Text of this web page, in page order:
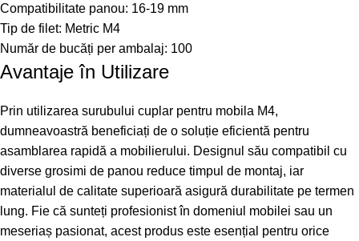
Compatibilitate panou: 16-19 mm
Tip de filet: Metric M4
Număr de bucăți per ambalaj: 100
Avantaje în Utilizare
Prin utilizarea surubului cuplar pentru mobila M4,
dumneavoastră beneficiați de o soluție eficientă pentru
asamblarea rapidă a mobilierului. Designul său compatibil cu
diverse grosimi de panou reduce timpul de montaj, iar
materialul de calitate superioară asigură durabilitate pe termen
lung. Fie că sunteți profesionist în domeniul mobilei sau un
meseriaș pasionat, acest produs este esențial pentru orice